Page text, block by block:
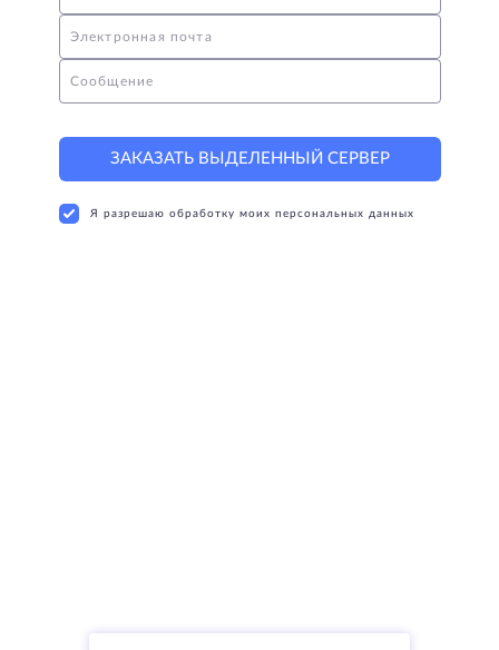
Электронная почта
Сообщение
ЗАКАЗАТЬ ВЫДЕЛЕННЫЙ СЕРВЕР
Я разрешаю обработку моих персональных данных